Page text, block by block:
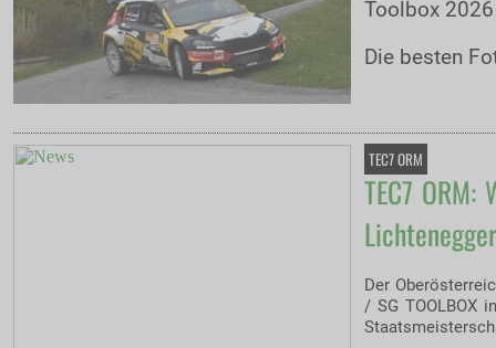
Toolbox
Die besten
TEC7 ORM
TEC7
Der
/ SG TOOLBOX